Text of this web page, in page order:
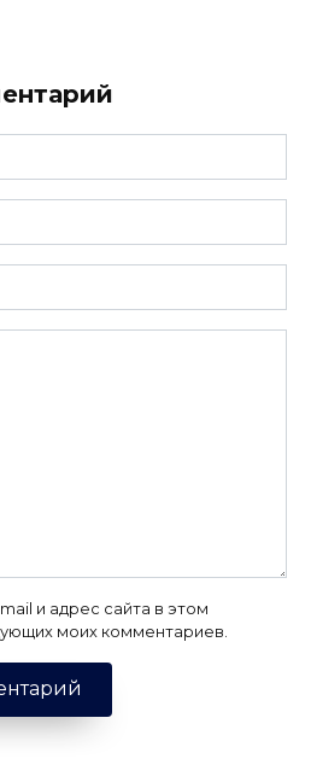
и адрес сайта в этом
моих комментариев.